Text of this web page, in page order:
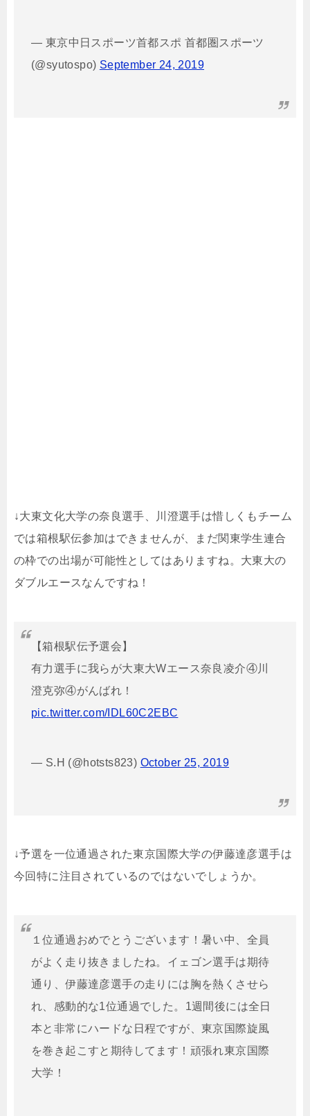
— 東京中日スポーツ首都スポ 首都圏スポーツ
(@syutospo) September 24, 2019
↓大東文化大学の奈良選手、川澄選手は惜しくもチーム
では箱根駅伝参加はできませんが、まだ関東学生連合
の枠での出場が可能性としてはありますね。大東大の
ダブルエースなんですね！
【箱根駅伝予選会】
有力選手に我らが大東大Wエース奈良凌介④川
澄克弥④がんばれ！
pic.twitter.com/IDL60C2EBC
— S.H (@hotsts823) October 25, 2019
↓予選を一位通過された東京国際大学の伊藤達彦選手は
今回特に注目されているのではないでしょうか。
１位通過おめでとうございます！暑い中、全員
がよく走り抜きましたね。イェゴン選手は期待
通り、伊藤達彦選手の走りには胸を熱くさせら
れ、感動的な1位通過でした。1週間後には全日
本と非常にハードな日程ですが、東京国際旋風
を巻き起こすと期待してます！頑張れ東京国際
大学！